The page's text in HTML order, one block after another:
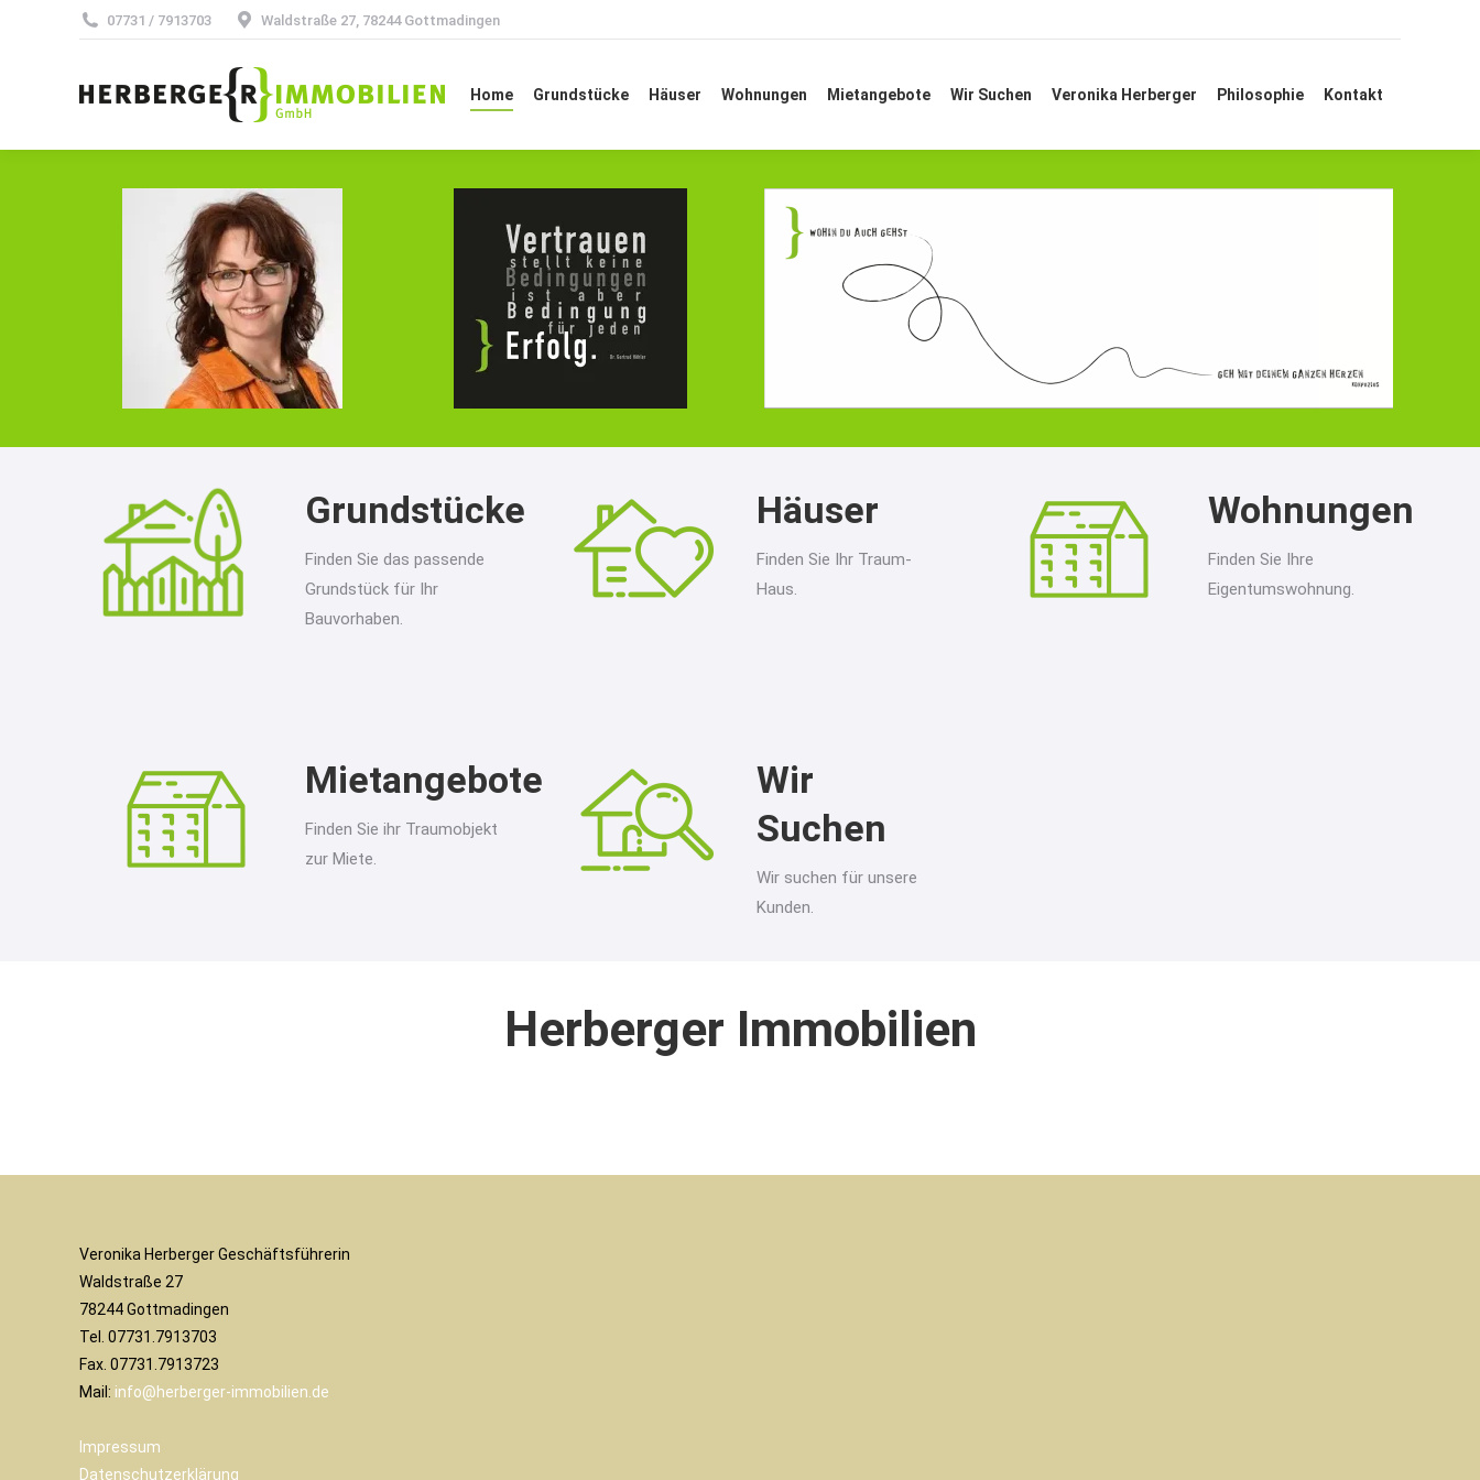
07731 / 7913703 Waldstraße 27, 78244 Gottmadingen
Home Grundstücke Häuser Wohnungen Mietangebote Wir Suchen Veronika Herberger Philosophie Kontakt
Grundstücke
Finden Sie das passende
Grundstück für Ihr
Bauvorhaben.
Häuser
Finden Sie Ihr Traum-
Haus.
Wohnungen
Finden Sie Ihre
Eigentumswohnung.
Mietangebote
Finden Sie ihr Traumobjekt
zur Miete.
Wir
Suchen
Wir suchen für unsere
Kunden.
Herberger Immobilien
Veronika Herberger Geschäftsführerin
Waldstraße 27
78244 Gottmadingen
Tel. 07731.7913703
Fax. 07731.7913723
Mail: info@herberger-immobilien.de
Impressum
Datenschutzerklärung
Home